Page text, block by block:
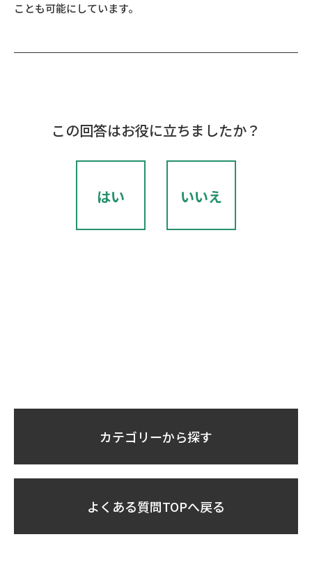
ことも可能にしています。
この回答はお役に立ちましたか？
はい いいえ
カテゴリーから探す
よくある質問TOPへ戻る